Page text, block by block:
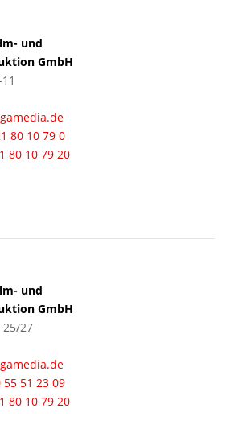
und
GmbH
80 10 79 0
80 10 79 20
und
GmbH
25/27
55 51 23 09
80 10 79 20